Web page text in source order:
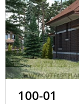
100-01